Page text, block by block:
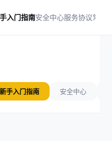
入门指南安全中心服务协议常见
新手入门指南 安全中心